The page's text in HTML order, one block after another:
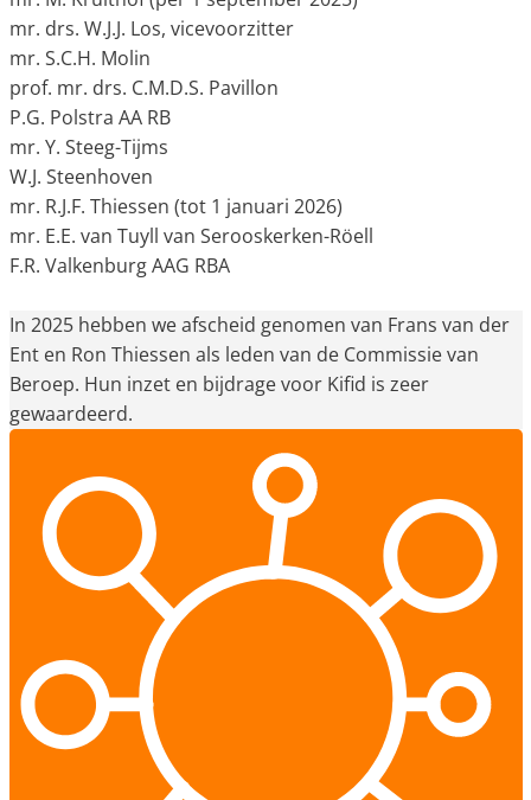
mr. drs. W.J.J. Los, vicevoorzitter
mr. S.C.H. Molin
prof. mr. drs. C.M.D.S. Pavillon
P.G. Polstra AA RB
mr. Y. Steeg-Tijms
W.J. Steenhoven
mr. R.J.F. Thiessen (tot 1 januari 2026)
mr. E.E. van Tuyll van Serooskerken-Röell
F.R. Valkenburg AAG RBA
In 2025 hebben we afscheid genomen van Frans van der
Ent en Ron Thiessen als leden van de Commissie van
Beroep. Hun inzet en bijdrage voor Kifid is zeer
gewaardeerd.